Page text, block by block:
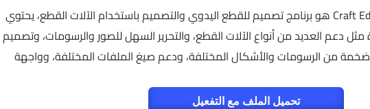
برنامج Craft Edge Sure Cuts A Lot Pro هو برنامج تصميم للقطع اليدوي والتصميم باستخدام الآلات القطع، يحتوي
دعم العديد من أنواع الآلات القطع، والتحرير السهل للصور والرسومات، وتصميم
من الرسومات والأشكال المختلفة، ودعم صيغ الملفات المختلفة، وواجهة
تحميل الملف مع التفعيل